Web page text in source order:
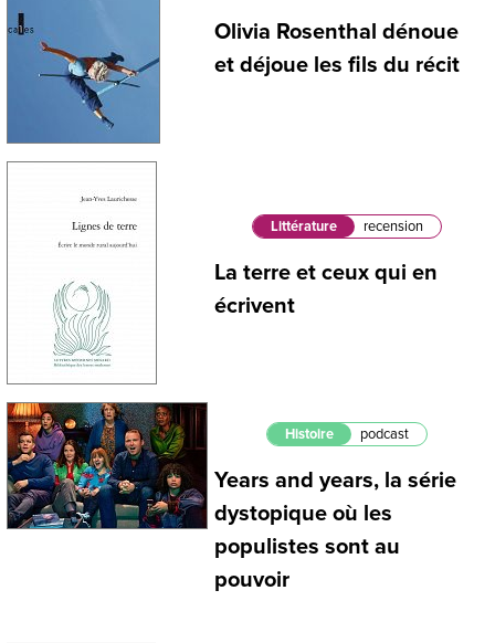
Olivia Rosenthal dénoue
et déjoue les fils du récit
Littérature recension
La terre et ceux qui en
écrivent
Histoire podcast
Years and years, la série
dystopique où les
populistes sont au
pouvoir